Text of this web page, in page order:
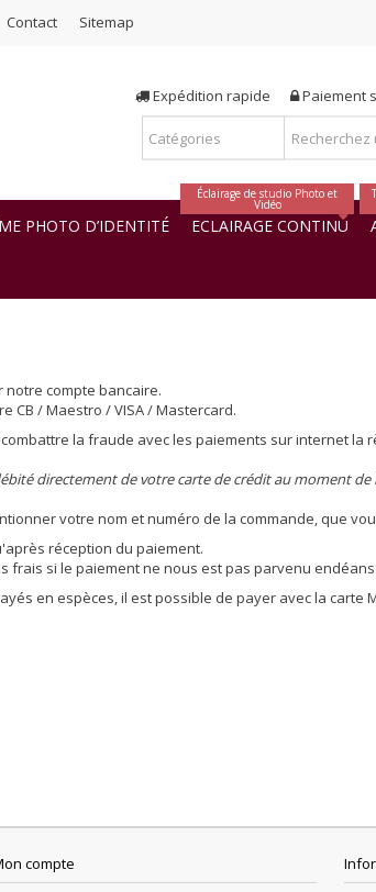
Contact Sitemap
Expédition rapide Paiement
PHOTO D’IDENTITÉ ECLAIRAGE CONTINU
Éclairage de studio Photo et
Vidéo
compte bancaire.
CB / Maestro / VISA / Mastercard.
la fraude avec les paiements sur internet
directement de votre carte de crédit au moment de
votre nom et numéro de la commande, que
réception du paiement.
frais si le paiement ne nous est pas parvenu
en espèces, il est possible de payer avec la carte
compte